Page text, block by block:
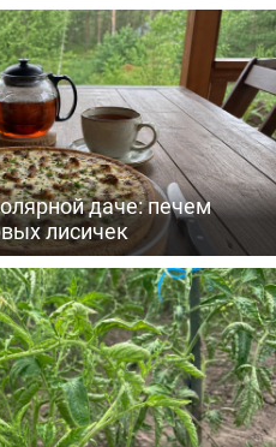
даче: печем
лисичек